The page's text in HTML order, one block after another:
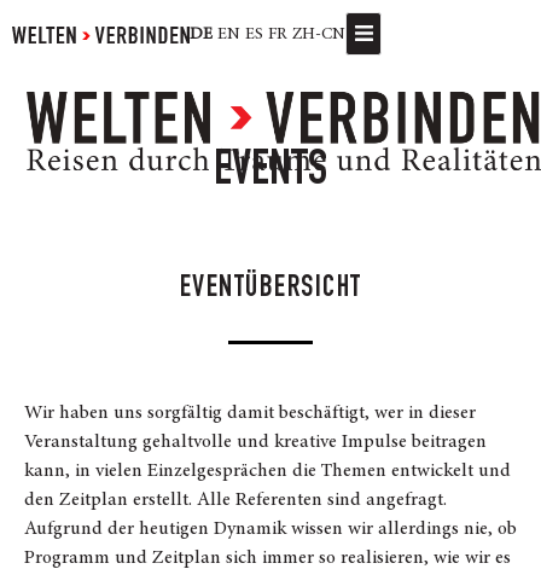
DE EN ES FR ZH-CN
EVENTS
EVENTÜBERSICHT
Wir haben uns sorgfältig damit beschäftigt, wer in dieser
Veranstaltung gehaltvolle und kreative Impulse beitragen
kann, in vielen Einzelgesprächen die Themen entwickelt und
den Zeitplan erstellt. Alle Referenten sind angefragt.
Aufgrund der heutigen Dynamik wissen wir allerdings nie, ob
Programm und Zeitplan sich immer so realisieren, wie wir es